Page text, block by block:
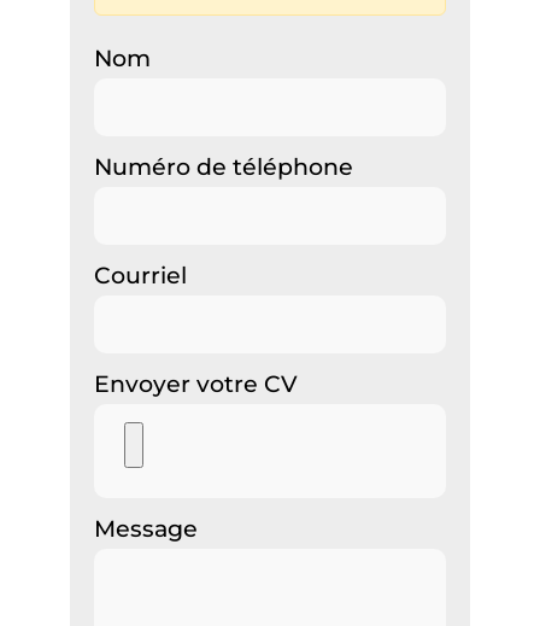
Nom
Numéro de téléphone
Courriel
Envoyer votre CV
Message